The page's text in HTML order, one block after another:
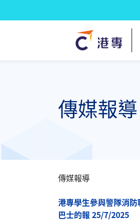
傳媒報導
傳媒報導
港專學生參與警隊消
巴士的報 25/7/2025